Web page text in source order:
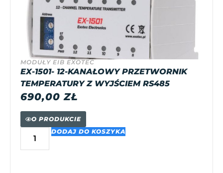
MODUŁY EIB EXOTEC
EX-1501- 12-KANAŁOWY PRZETWORNIK
TEMPERATURY Z WYJŚCIEM RS485
690,00ZŁ
O PRODUKCIE
DODAJ DO KOSZYKA